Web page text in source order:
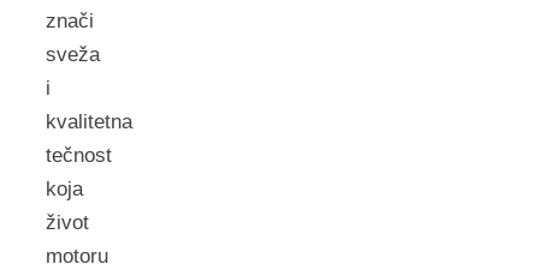
znači
sveža
i
kvalitetna
tečnost
koja
život
motoru